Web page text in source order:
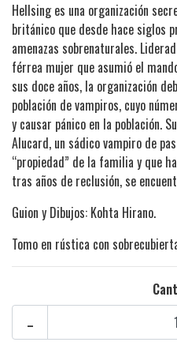
Hellsing es una organización
británico que desde hace siglos
amenazas sobrenaturales.
férrea mujer que asumió el
sus doce años, la organización
población de vampiros, cuyo
y causar pánico en la población.
Alucard, un sádico vampiro de
“propiedad” de la familia y que
tras años de reclusión, se
Guion y Dibujos: Kohta Hirano.
Tomo en rústica con
-